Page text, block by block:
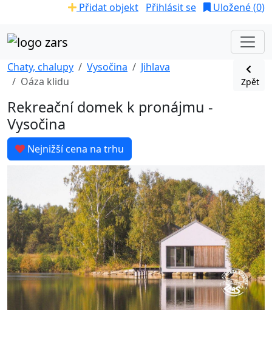
Přidat objekt Přihlásit se Uložené (0)
Chaty, chalupy Vysočina
Jihlava
Oáza klidu
Zpět
Rekreační domek k pronájmu -
Vysočina
Nejnižší cena na trhu